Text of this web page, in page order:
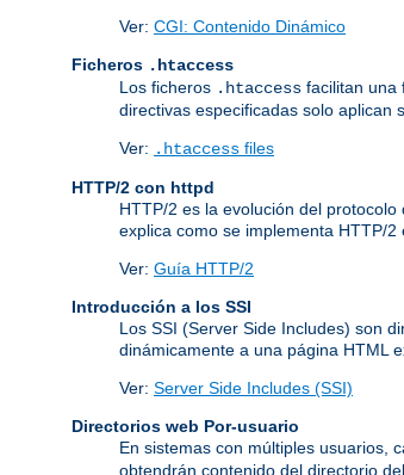
Ver: CGI: Contenido Dinámico
Ficheros .htaccess
Los ficheros .htaccess facilitan una
directivas especificadas solo aplican
Ver: .htaccess files
HTTP/2 con httpd
HTTP/2 es la evolución del
explica como se implementa HTTP/
Ver: Guía HTTP/2
Introducción a los SSI
Los SSI (Server Side Includes) son
dinámicamente a una página HTML
Ver: Server Side Includes (SSI)
Directorios web Por-usuario
En sistemas con múltiples usuarios,
obtendrán contenido del directorio